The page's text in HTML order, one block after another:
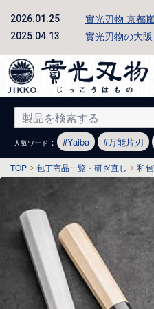
2026.01.25 實光刃物 京都
2025.04.13 實光刃物の大
人気ワード ： Yaiba 万能片刃
TOP 包丁商品一覧・研ぎ直し 和